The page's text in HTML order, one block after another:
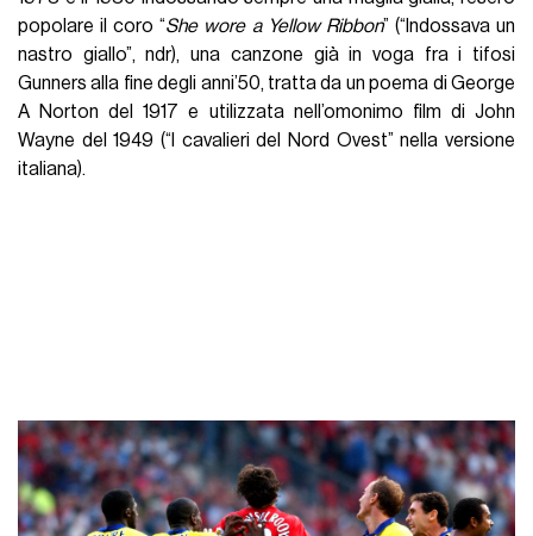
popolare il coro “She wore a Yellow Ribbon” (“Indossava un
nastro giallo”, ndr), una canzone già in voga fra i tifosi
Gunners alla fine degli anni’50, tratta da un poema di George
A Norton del 1917 e utilizzata nell’omonimo film di John
Wayne del 1949 (“I cavalieri del Nord Ovest” nella versione
italiana).